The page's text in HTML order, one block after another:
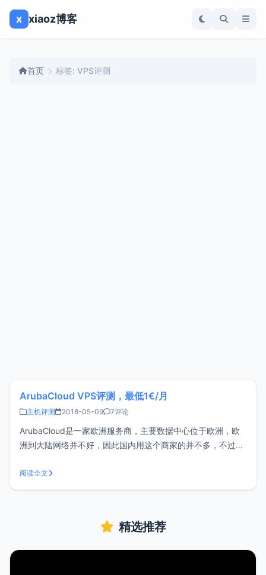
x xiaoz博客
首页 标签: VPS评测
ArubaCloud VPS评测，最低1€/月
主机评测 2018-05-09 7评论
ArubaCloud是一家欧洲服务商，主要数据中心位于欧洲，欧
洲到大陆网络并不好，因此国内用这个商家的并不多，不过可
https://www.arubacloud.com/free-trial.aspx 填写信息申请
试用，信息尽量真实有效，然后等待一段时间，审
阅读全文
精选推荐